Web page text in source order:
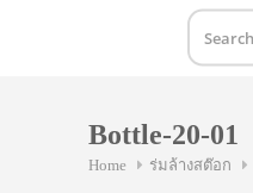
Bottle-20-01
Home ร่มล้างสต๊อก